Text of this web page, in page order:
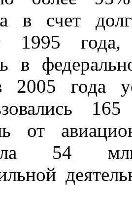
в счет
1995 года,
в
2005 года
от
54